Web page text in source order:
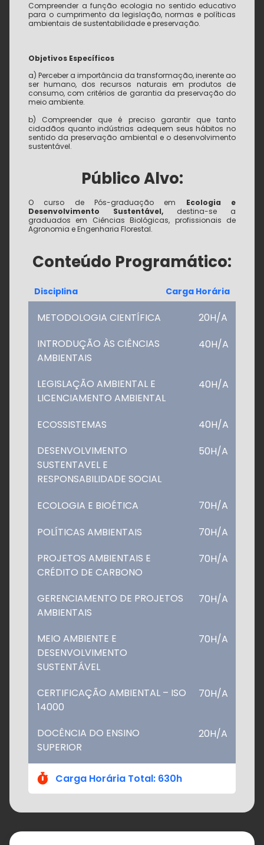
Compreender a função ecologia no sentido educativo
para o cumprimento da legislação, normas e políticas
ambientais de sustentabilidade e preservação.
Objetivos Específicos
a) Perceber a importância da transformação, inerente ao
ser humano, dos recursos naturais em produtos de
consumo, com critérios de garantia da preservação do
meio ambiente.
b) Compreender que é preciso garantir que tanto
cidadãos quanto indústrias adequem seus hábitos no
sentido da preservação ambiental e o desenvolvimento
sustentável.
Público Alvo:
O curso de Pós-graduação em Ecologia e
Desenvolvimento Sustentável, destina-se a
graduados em Ciências Biológicas, profissionais de
Agronomia e Engenharia Florestal.
Conteúdo Programático:
Disciplina Carga Horária
METODOLOGIA CIENTÍFICA
20H/A
INTRODUÇÃO ÀS CIÊNCIAS
AMBIENTAIS
40H/A
LEGISLAÇÃO AMBIENTAL E
LICENCIAMENTO AMBIENTAL
40H/A
ECOSSISTEMAS
40H/A
DESENVOLVIMENTO
SUSTENTAVEL E
RESPONSABILIDADE SOCIAL
50H/A
ECOLOGIA E BIOÉTICA
70H/A
POLÍTICAS AMBIENTAIS
70H/A
PROJETOS AMBIENTAIS E
CRÉDITO DE CARBONO
70H/A
GERENCIAMENTO DE PROJETOS
AMBIENTAIS
70H/A
MEIO AMBIENTE E
DESENVOLVIMENTO
SUSTENTÁVEL
70H/A
CERTIFICAÇÃO AMBIENTAL – ISO
14000
70H/A
DOCÊNCIA DO ENSINO
SUPERIOR
20H/A
Carga Horária Total: 630h